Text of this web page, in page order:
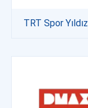
TRT Spor Yıldız